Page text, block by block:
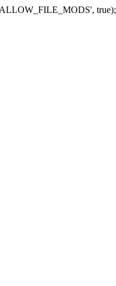
true);